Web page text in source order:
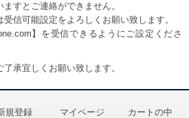
すとご連絡ができません。
信可能設定をよろしくお願い致します。
】を受信できるようにご設定くださ
承宜しくお願い致します。
規登録 マイページ カートの中